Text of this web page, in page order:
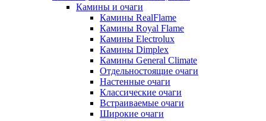
Камины и очаги
Камины RealFlame
Камины Royal Flame
Камины Electrolux
Камины Dimplex
Камины General Climate
Отдельностоящие очаги
Настенные очаги
Классические очаги
Встраиваемые очаги
Широкие очаги